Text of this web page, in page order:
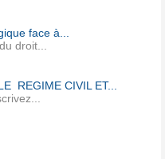
face à...
droit...
REGIME CIVIL ET...